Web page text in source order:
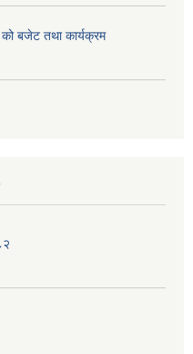
बजेट तथा कार्यक्रम